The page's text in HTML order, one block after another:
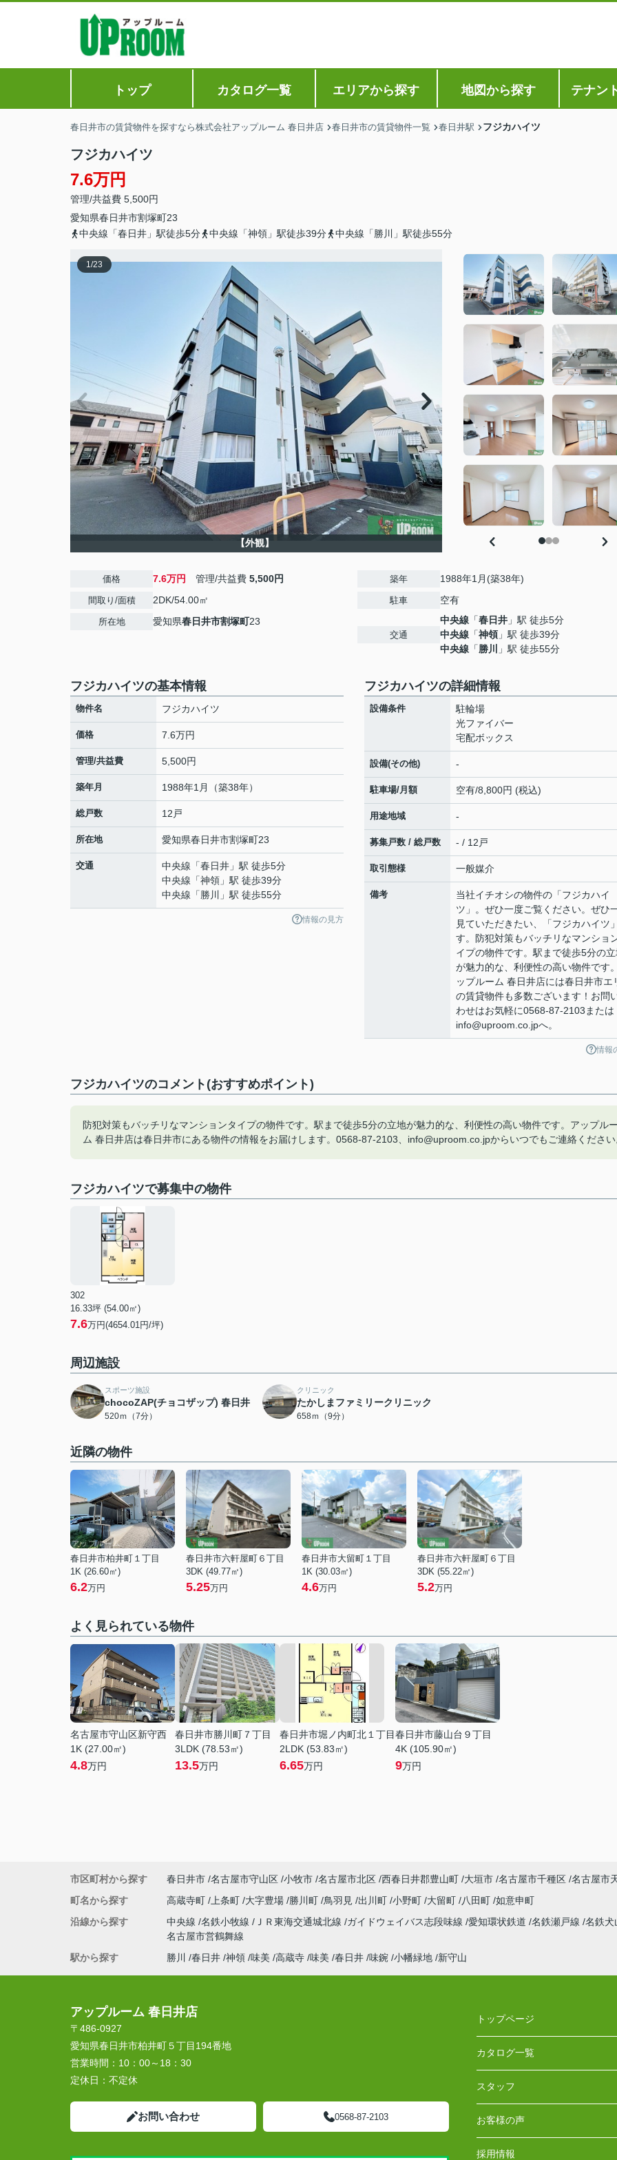
トップ カタログ一覧 エリアから探す 地図から探す テナン
春日井市の賃貸物件を探すなら株式会社アップルーム 春日井店 春日井市の賃貸物件一覧 春日井駅 フジカハイツ
フジカハイツ
7.6万円
管理/共益費 5,500円
愛知県春日井市割塚町23
中央線「春日井」駅徒歩5分
中央線「神領」駅徒歩39分 中央線「勝川」駅徒歩55分
1/23
【外観】
価格 7.6万円 管理/共益費 5,500円
間取り/面積 2DK/54.00㎡
所在地 愛知県春日井市割塚町23
築年 1988年1月(築38年)
駐車 空有
交通
中央線 「春日井 」駅 徒歩5分
中央線 「神領」駅 徒歩39分
中央線 「勝川 」駅 徒歩55分
フジカハイツの基本情報
物件名 フジカハイツ
価格 7.6万円
管理/共益費 5,500円
築年月 1988年1月（築38年）
総戸数 12戸
所在地 愛知県春日井市割塚町23
交通 中央線 「春日井 」駅 徒歩5分
中央線 「神領 」駅 徒歩39分
中央線 「 勝川 」駅 徒歩55分
情報の見方
フジカハイツの詳細情報
設備条件
駐輪場
光ファイバー
宅配ボックス
設備(その他) -
駐車場/月額 空有/8,800円 (税込)
用途地域 -
募集戸数 / 総戸数 - / 12戸
取引態様 一般媒介
備考
当社イチオシの物件の「フジカハイ
ツ」。ぜひ一度ご覧ください。ぜひ
見ていただきたい、「フジカハイツ
す。防犯対策もバッチリなマンショ
イプの物件です。駅まで徒歩5分の
が魅力的な、利便性の高い物件です
ップルーム 春日井店には春日井市エ
の賃貸物件も多数ございます！お問
わせはお気軽に0568-87-2103または
info@uproom.co.jpへ。
情報
フジカハイツのコメント(おすすめポイント)
防犯対策もバッチリなマンションタイプの物件です。駅まで徒歩5分の立地が魅力的な、利便性の高い物件です。アップルー
ム 春日井店は春日井市にある物件の情報をお届けします。0568-87-2103、info@uproom.co.jpからいつでもご連絡ください
フジカハイツで募集中の物件
302
16.33坪 (54.00㎡)
7.6万円(4654.01円/坪)
周辺施設
スポーツ施設
chocoZAP(チョコザップ) 春日井
520ｍ（7分）
クリニック
たかしまファミリークリニック
658ｍ（9分）
近隣の物件
春日井市柏井町１丁目
1K (26.60㎡)
6.2万円
春日井市六軒屋町６丁目
3DK (49.77㎡)
5.25万円
春日井市大留町１丁目
1K (30.03㎡)
4.6万円
春日井市六軒屋町６丁目
3DK (55.22㎡)
5.2万円
よく見られている物件
名古屋市守山区新守西
1K (27.00㎡)
4.8万円
春日井市勝川町７丁目
3LDK (78.53㎡)
13.5万円
春日井市堀ノ内町北１丁目
2LDK (53.83㎡)
6.65万円
春日井市藤山台９丁目
4K (105.90㎡)
9万円
市区町村から探す 春日井市 名古屋市守山区 小牧市 名古屋市北区 西春日井郡豊山町 大垣市 名古屋市千種区 名古屋市
町名から探す
高蔵寺町 上条町 大字豊場 勝川町 鳥羽見 出川町 小野町 大留町 八田町 如意申町
沿線から探す
中央線 名鉄小牧線 ＪＲ東海交通城北線 ガイドウェイバス志段味線 愛知環状鉄道 名鉄瀬戸線 名鉄犬
名古屋市営鶴舞線
駅から探す
勝川 春日井 神領 味美 高蔵寺 味美 春日井 味鋺 小幡緑地 新守山
アップルーム 春日井店
〒486-0927
愛知県春日井市柏井町５丁目194番地
営業時間： 10：00～18：30
定休日： 不定休
お問い合わせ 0568-87-2103
トップページ
カタログ一覧
スタッフ
お客様の声
採用情報